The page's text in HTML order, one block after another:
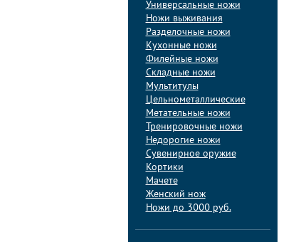
Универсальные ножи
Ножи выживания
Разделочные ножи
Кухонные ножи
Филейные ножи
Складные ножи
Мультитулы
Цельнометаллические
Метательные ножи
Тренировочные ножи
Недорогие ножи
Сувенирное оружие
Кортики
Мачете
Женский нож
Ножи до 3000 руб.